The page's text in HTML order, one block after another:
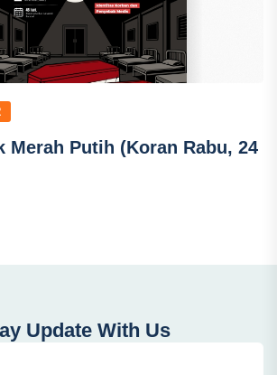
Merah Putih (Koran Rabu, 24
Update With Us